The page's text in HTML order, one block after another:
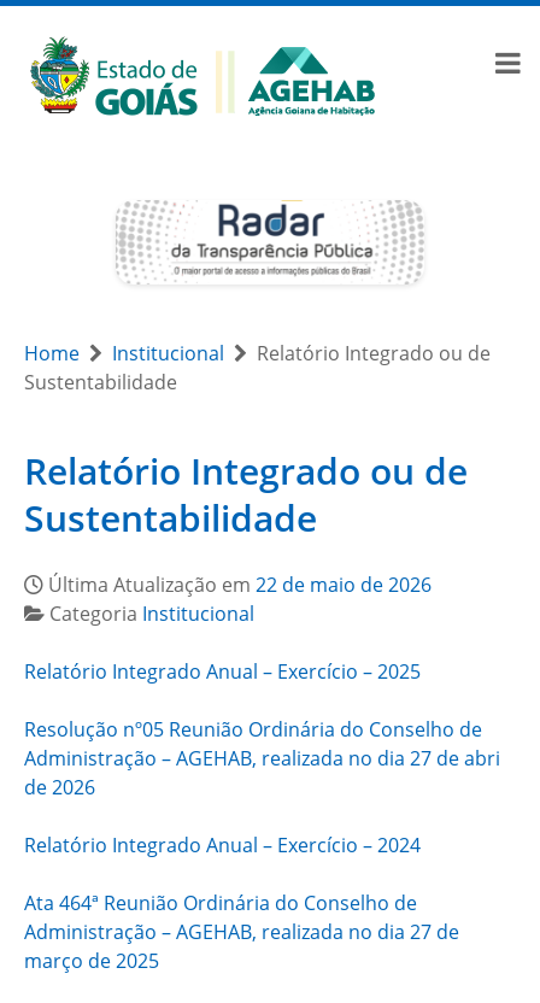
Home Institucional
Relatório Integrado ou de
Sustentabilidade
Relatório Integrado ou de
Sustentabilidade
Última Atualização em 22 de maio de 2026
Categoria Institucional
Relatório Integrado Anual – Exercício – 2025
Resolução nº05 Reunião Ordinária do Conselho de
Administração – AGEHAB, realizada no dia 27 de abri
de 2026
Relatório Integrado Anual – Exercício – 2024
Ata 464ª Reunião Ordinária do Conselho de
Administração – AGEHAB, realizada no dia 27 de
março de 2025